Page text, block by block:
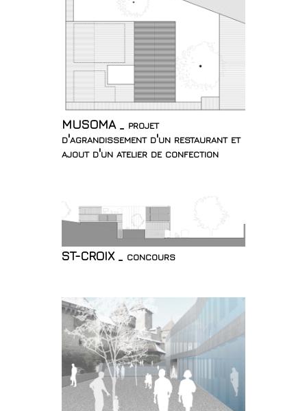
MUSOMA _ projet
d'agrandissement d'un restaurant et
ajout d'un atelier de confection
ST-CROIX _ concours